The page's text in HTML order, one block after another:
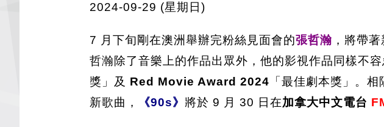
2024-09-29 (星期日)
7 月下旬剛在澳洲舉辦完粉絲見面會的張哲瀚 ，將帶
哲瀚除了音樂上的作品出眾外，他的影視作品同樣不
獎」及 Red Movie Award 2024 「最佳劇本獎」。相
新歌曲，
《90s》 將於 9 月 30 日在加拿大中文電台